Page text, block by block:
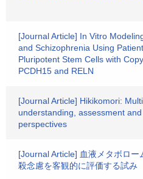
[Journal Article] In Vitro
and Schizophrenia Using
Pluripotent Stem Cells with
PCDH15 and RELN
[Journal Article] Hikikomori:
understanding, assessment
perspectives
[Journal Article] 血液メタボロー
殺念慮を客観的に評価する試み